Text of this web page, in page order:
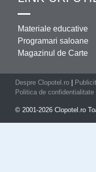
Materiale educative
Programari saloane
Magazinul de Carte
Despre Clopotel.ro
Politica de confidentialitate
© 2001-2026 Clopotel.ro